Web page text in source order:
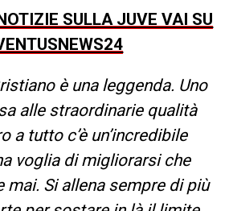
SULLA JUVE VAI SU
è una leggenda. Uno
alle straordinarie qualità
a tutto c’è un’incredibile
voglia di migliorarsi che
mai. Si allena sempre di più